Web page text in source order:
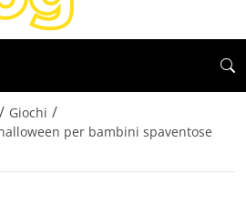
/ Giochi /
per bambini spaventose